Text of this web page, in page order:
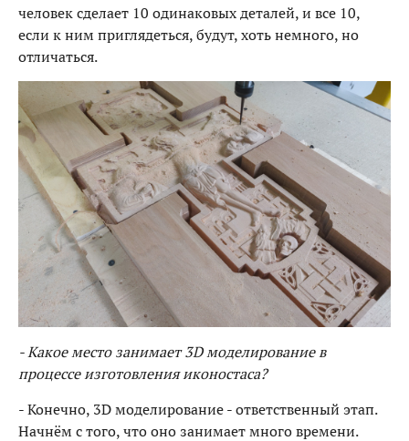
человек сделает 10 одинаковых деталей, и все 10,
если к ним приглядеться, будут, хоть немного, но
отличаться.
- Какое место занимает 3D моделирование в
процессе изготовления иконостаса?
- Конечно, 3D моделирование - ответственный этап.
Начнём с того, что оно занимает много времени.